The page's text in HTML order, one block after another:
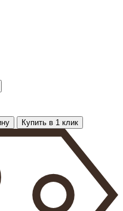
Купить в 1 клик